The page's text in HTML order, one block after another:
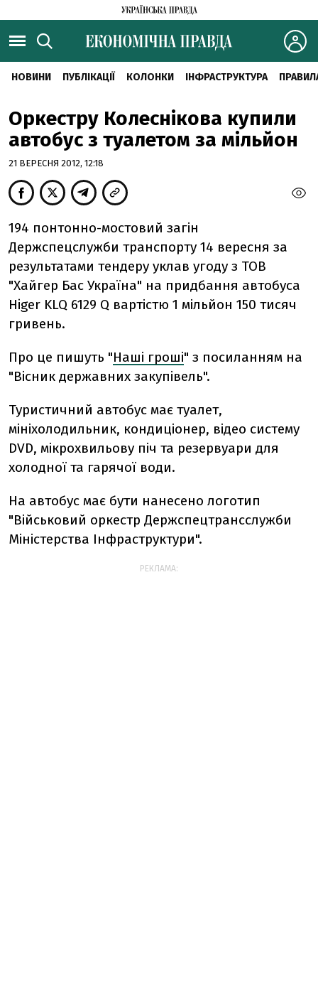
НОВИНИ ПУБЛІКАЦІЇ КОЛОНКИ ІНФРАСТРУКТУРА
Оркестру Колеснікова купили
автобус з туалетом за мільйон
21 ВЕРЕСНЯ 2012, 12:18
194 понтонно-мостовий загін
Держспецслужби транспорту 14 вересня за
результатами тендеру уклав угоду з ТОВ
"Хайгер Бас Україна" на придбання автобуса
Higer KLQ 6129 Q вартістю 1 мільйон 150 тисяч
гривень.
Про це пишуть "Наші гроші" з посиланням на
"Вісник державних закупівель".
Туристичний автобус має туалет,
мініхолодильник, кондиціонер, відео систему
DVD, мікрохвильову піч та резервуари для
холодної та гарячої води.
На автобус має бути нанесено логотип
"Військовий оркестр Держспецтрансслужби
Міністерства Інфраструктури".
РЕКЛАМА: